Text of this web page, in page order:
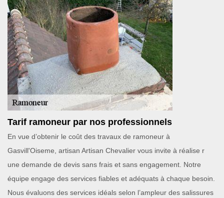
Tarif ramoneur par nos professionnels
En vue d’obtenir le coût des travaux de ramoneur à
Gasvill'Oiseme, artisan Artisan Chevalier vous invite à réalise r
une demande de devis sans frais et sans engagement. Notre
équipe engage des services fiables et adéquats à chaque besoin.
Nous évaluons des services idéals selon l’ampleur des salissures